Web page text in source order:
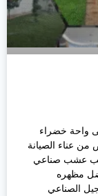
واحة خضراء
عناء الصيانة
عشب صناعي
مظهره
الصناعي